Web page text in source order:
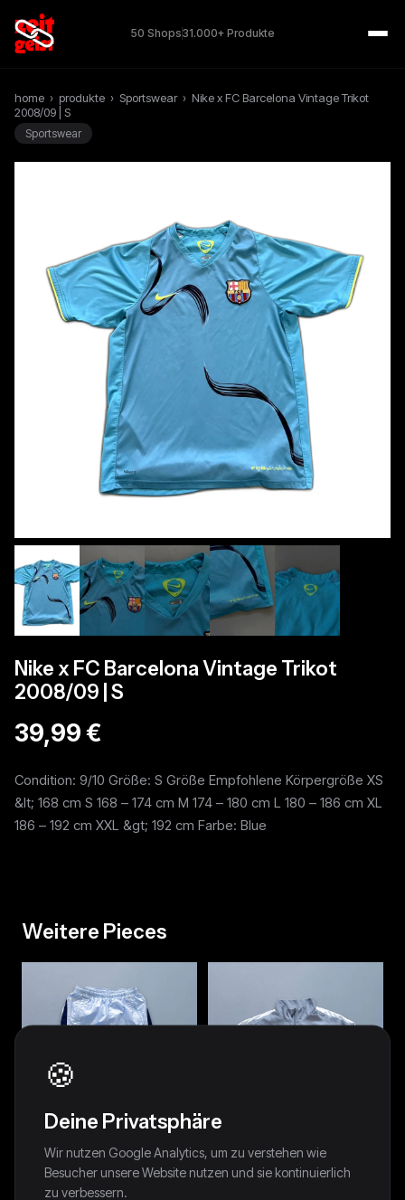
50 Shops31.000+ Produkte
home › produkte › Sportswear › Nike x FC Barcelona Vintage Trikot
2008/09 | S
Sportswear
Nike x FC Barcelona Vintage Trikot
2008/09 | S
39,99 €
Condition: 9/10 Größe: S Größe Empfohlene Körpergröße XS
&lt; 168 cm S 168 – 174 cm M 174 – 180 cm L 180 – 186 cm XL
186 – 192 cm XXL &gt; 192 cm Farbe: Blue
Weitere Pieces
🍪
Deine Privatsphäre
Wir nutzen Google Analytics, um zu verstehen wie
Besucher unsere Website nutzen und sie kontinuierlich
zu verbessern.